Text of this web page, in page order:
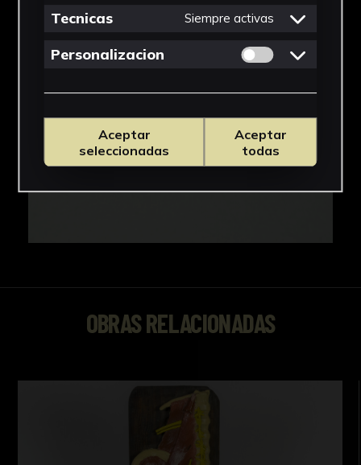
OBRAS RELACIONADAS
Tecnicas Siempre activas
Personalizacion Permitir cookies
Aceptar
seleccionadas
Aceptar
todas